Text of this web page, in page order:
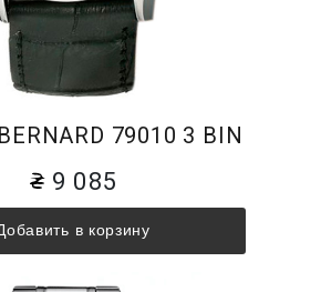
79010 3 BIN
9 085
в корзину